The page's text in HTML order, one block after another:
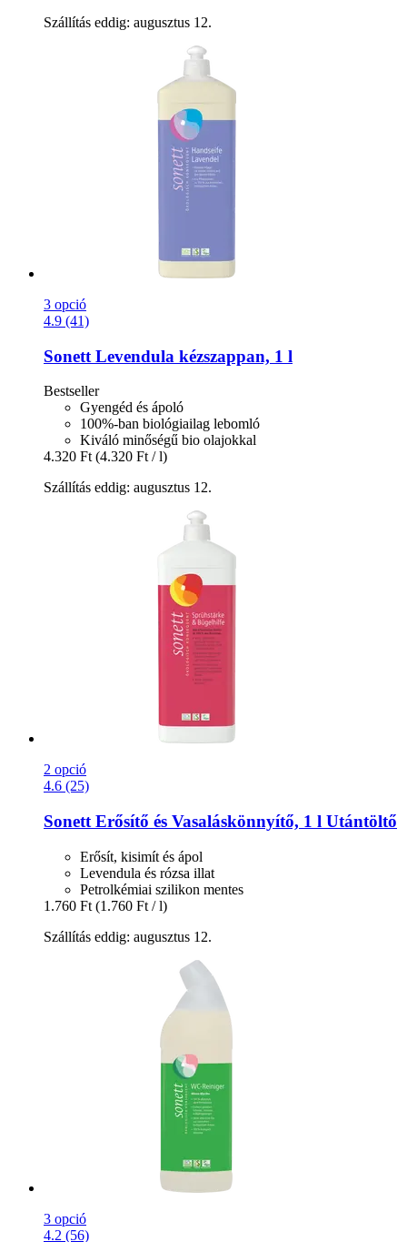
Szállítás eddig: augusztus 12.
3 opció
4.9 (41)
Sonett Levendula kézszappan, 1 l
Bestseller
Gyengéd és ápoló
100%-ban biológiailag lebomló
Kiváló minőségű bio olajokkal
4.320 Ft (4.320 Ft / l)
Szállítás eddig: augusztus 12.
2 opció
4.6 (25)
Sonett Erősítő és Vasaláskönnyítő, 1 l Utántöltő
Erősít, kisimít és ápol
Levendula és rózsa illat
Petrolkémiai szilikon mentes
1.760 Ft (1.760 Ft / l)
Szállítás eddig: augusztus 12.
3 opció
4.2 (56)